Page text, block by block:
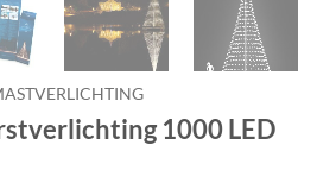
1000 LED